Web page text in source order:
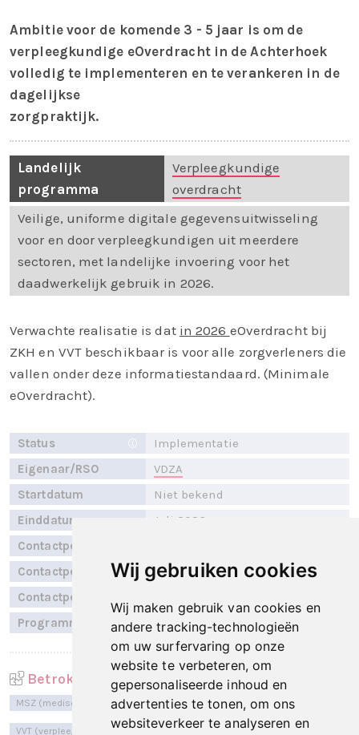
Wij gebruiken cookies
Wij maken gebruik van cookies en
andere tracking-technologieën
om uw surfervaring op onze
website te verbeteren, om
gepersonaliseerde inhoud en
advertenties te tonen, om ons
websiteverkeer te analyseren en
Ambitie voor de komende 3 - 5 jaar is om de
verpleegkundige eOverdracht in de Achterhoek
volledig te implementeren en te verankeren in de
dagelijkse
zorgpraktijk.
Landelijk
programma
Verpleegkundige
overdracht
Veilige, uniforme digitale gegevensuitwisseling
voor en door verpleegkundigen uit meerdere
sectoren, met landelijke invoering voor het
daadwerkelijk gebruik in 2026.
Verwachte realisatie is dat in 2026 eOverdracht bij
ZKH en VVT beschikbaar is voor alle zorgverleners die
vallen onder deze informatiestandaard. (Minimale
eOverdracht).
Status
Implementatie
Eigenaar/RSO
VDZA
Startdatum
Niet bekend
Einddatum
Juli 2026
Contactpersoon
Contactpersoon
E. Vaags
Contactpersoon
Programmalijn
Primaire Data beschikbaarheid
Betrokken sectoren
MSZ (medische specialistische zorg)
VVT (verpleeg-, verzorgingshuizen en thuiszorg)